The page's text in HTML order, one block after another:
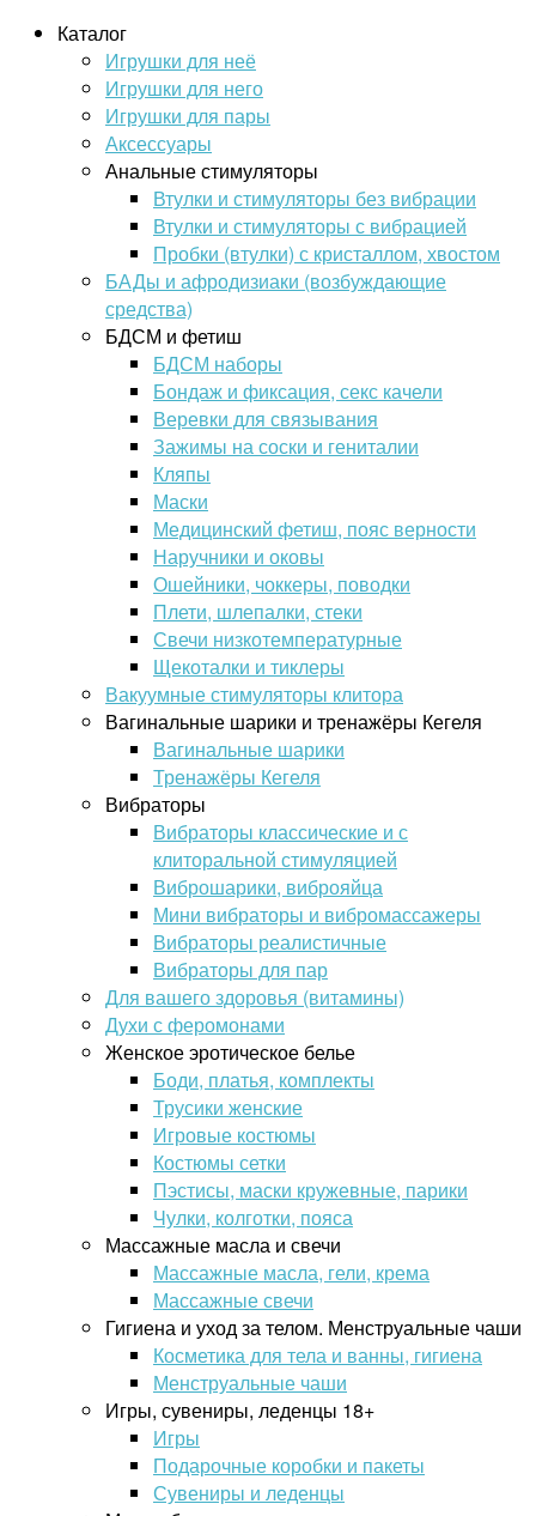
Каталог
Игрушки для неё
Игрушки для него
Игрушки для пары
Аксессуары
Анальные стимуляторы
Втулки и стимуляторы без вибрации
Втулки и стимуляторы с вибрацией
Пробки (втулки) с кристаллом, хвостом
БАДы и афродизиаки (возбуждающие
средства)
БДСМ и фетиш
БДСМ наборы
Бондаж и фиксация, секс качели
Веревки для связывания
Зажимы на соски и гениталии
Кляпы
Маски
Медицинский фетиш, пояс верности
Наручники и оковы
Ошейники, чоккеры, поводки
Плети, шлепалки, стеки
Свечи низкотемпературные
Щекоталки и тиклеры
Вакуумные стимуляторы клитора
Вагинальные шарики и тренажёры Кегеля
Вагинальные шарики
Тренажёры Кегеля
Вибраторы
Вибраторы классические и с
клиторальной стимуляцией
Виброшарики, виброяйца
Мини вибраторы и вибромассажеры
Вибраторы реалистичные
Вибраторы для пар
Для вашего здоровья (витамины)
Духи с феромонами
Женское эротическое белье
Боди, платья, комплекты
Трусики женские
Игровые костюмы
Костюмы сетки
Пэстисы, маски кружевные, парики
Чулки, колготки, пояса
Массажные масла и свечи
Массажные масла, гели, крема
Массажные свечи
Гигиена и уход за телом. Менструальные чаши
Косметика для тела и ванны, гигиена
Менструальные чаши
Игры, сувениры, леденцы 18+
Игры
Подарочные коробки и пакеты
Сувениры и леденцы